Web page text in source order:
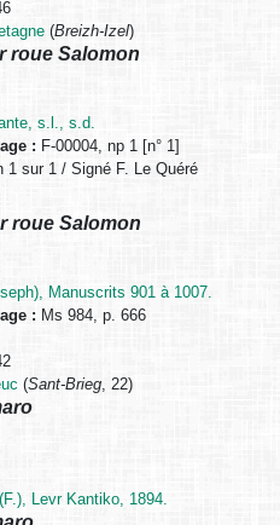
(Breizh-Izel)
roue Salomon
s.l., s.d.
: F-00004, np 1 [n° 1]
1 sur 1 / Signé F. Le Quéré
roue Salomon
Manuscrits 901 à 1007.
: Ms 984, p. 666
(Sant-Brieg , 22)
Levr Kantiko, 1894.